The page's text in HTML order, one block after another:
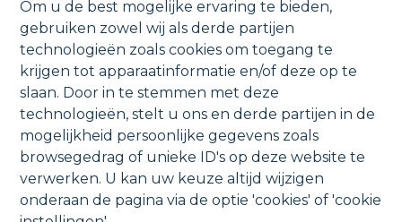
Om u de best mogelijke ervaring te bieden,
gebruiken zowel wij als derde partijen
technologieën zoals cookies om toegang te
krijgen tot apparaatinformatie en/of deze op te
slaan. Door in te stemmen met deze
technologieën, stelt u ons en derde partijen in de
mogelijkheid persoonlijke gegevens zoals
browsegedrag of unieke ID's op deze website te
verwerken. U kan uw keuze altijd wijzigen
onderaan de pagina via de optie 'cookies' of 'cookie
vergezichten.
Vaartdijk 2, 1880 Nieuwenrode
VERKOCHT
Vorige